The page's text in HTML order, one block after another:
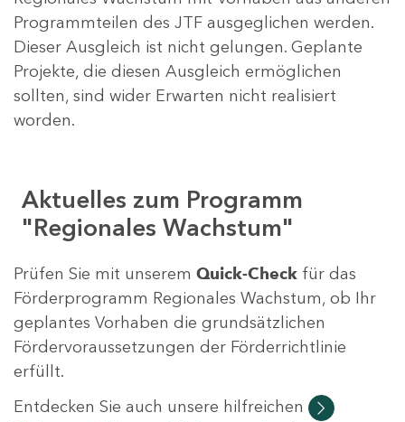
Programmteilen des JTF ausgeglichen werden.
Dieser Ausgleich ist nicht gelungen. Geplante
Projekte, die diesen Ausgleich ermöglichen
sollten, sind wider Erwarten nicht realisiert
worden.
Aktuelles zum Programm
"Regionales Wachstum"
Prüfen Sie mit unserem Quick-Check für das
Förderprogramm Regionales Wachstum, ob Ihr
geplantes Vorhaben die grundsätzlichen
Fördervoraussetzungen der Förderrichtlinie
erfüllt.
Entdecken Sie auch unsere hilfreichen